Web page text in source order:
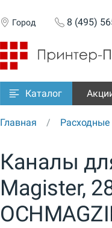
Город 8 (495)
Каталог
Главная
Каналы
Magister,